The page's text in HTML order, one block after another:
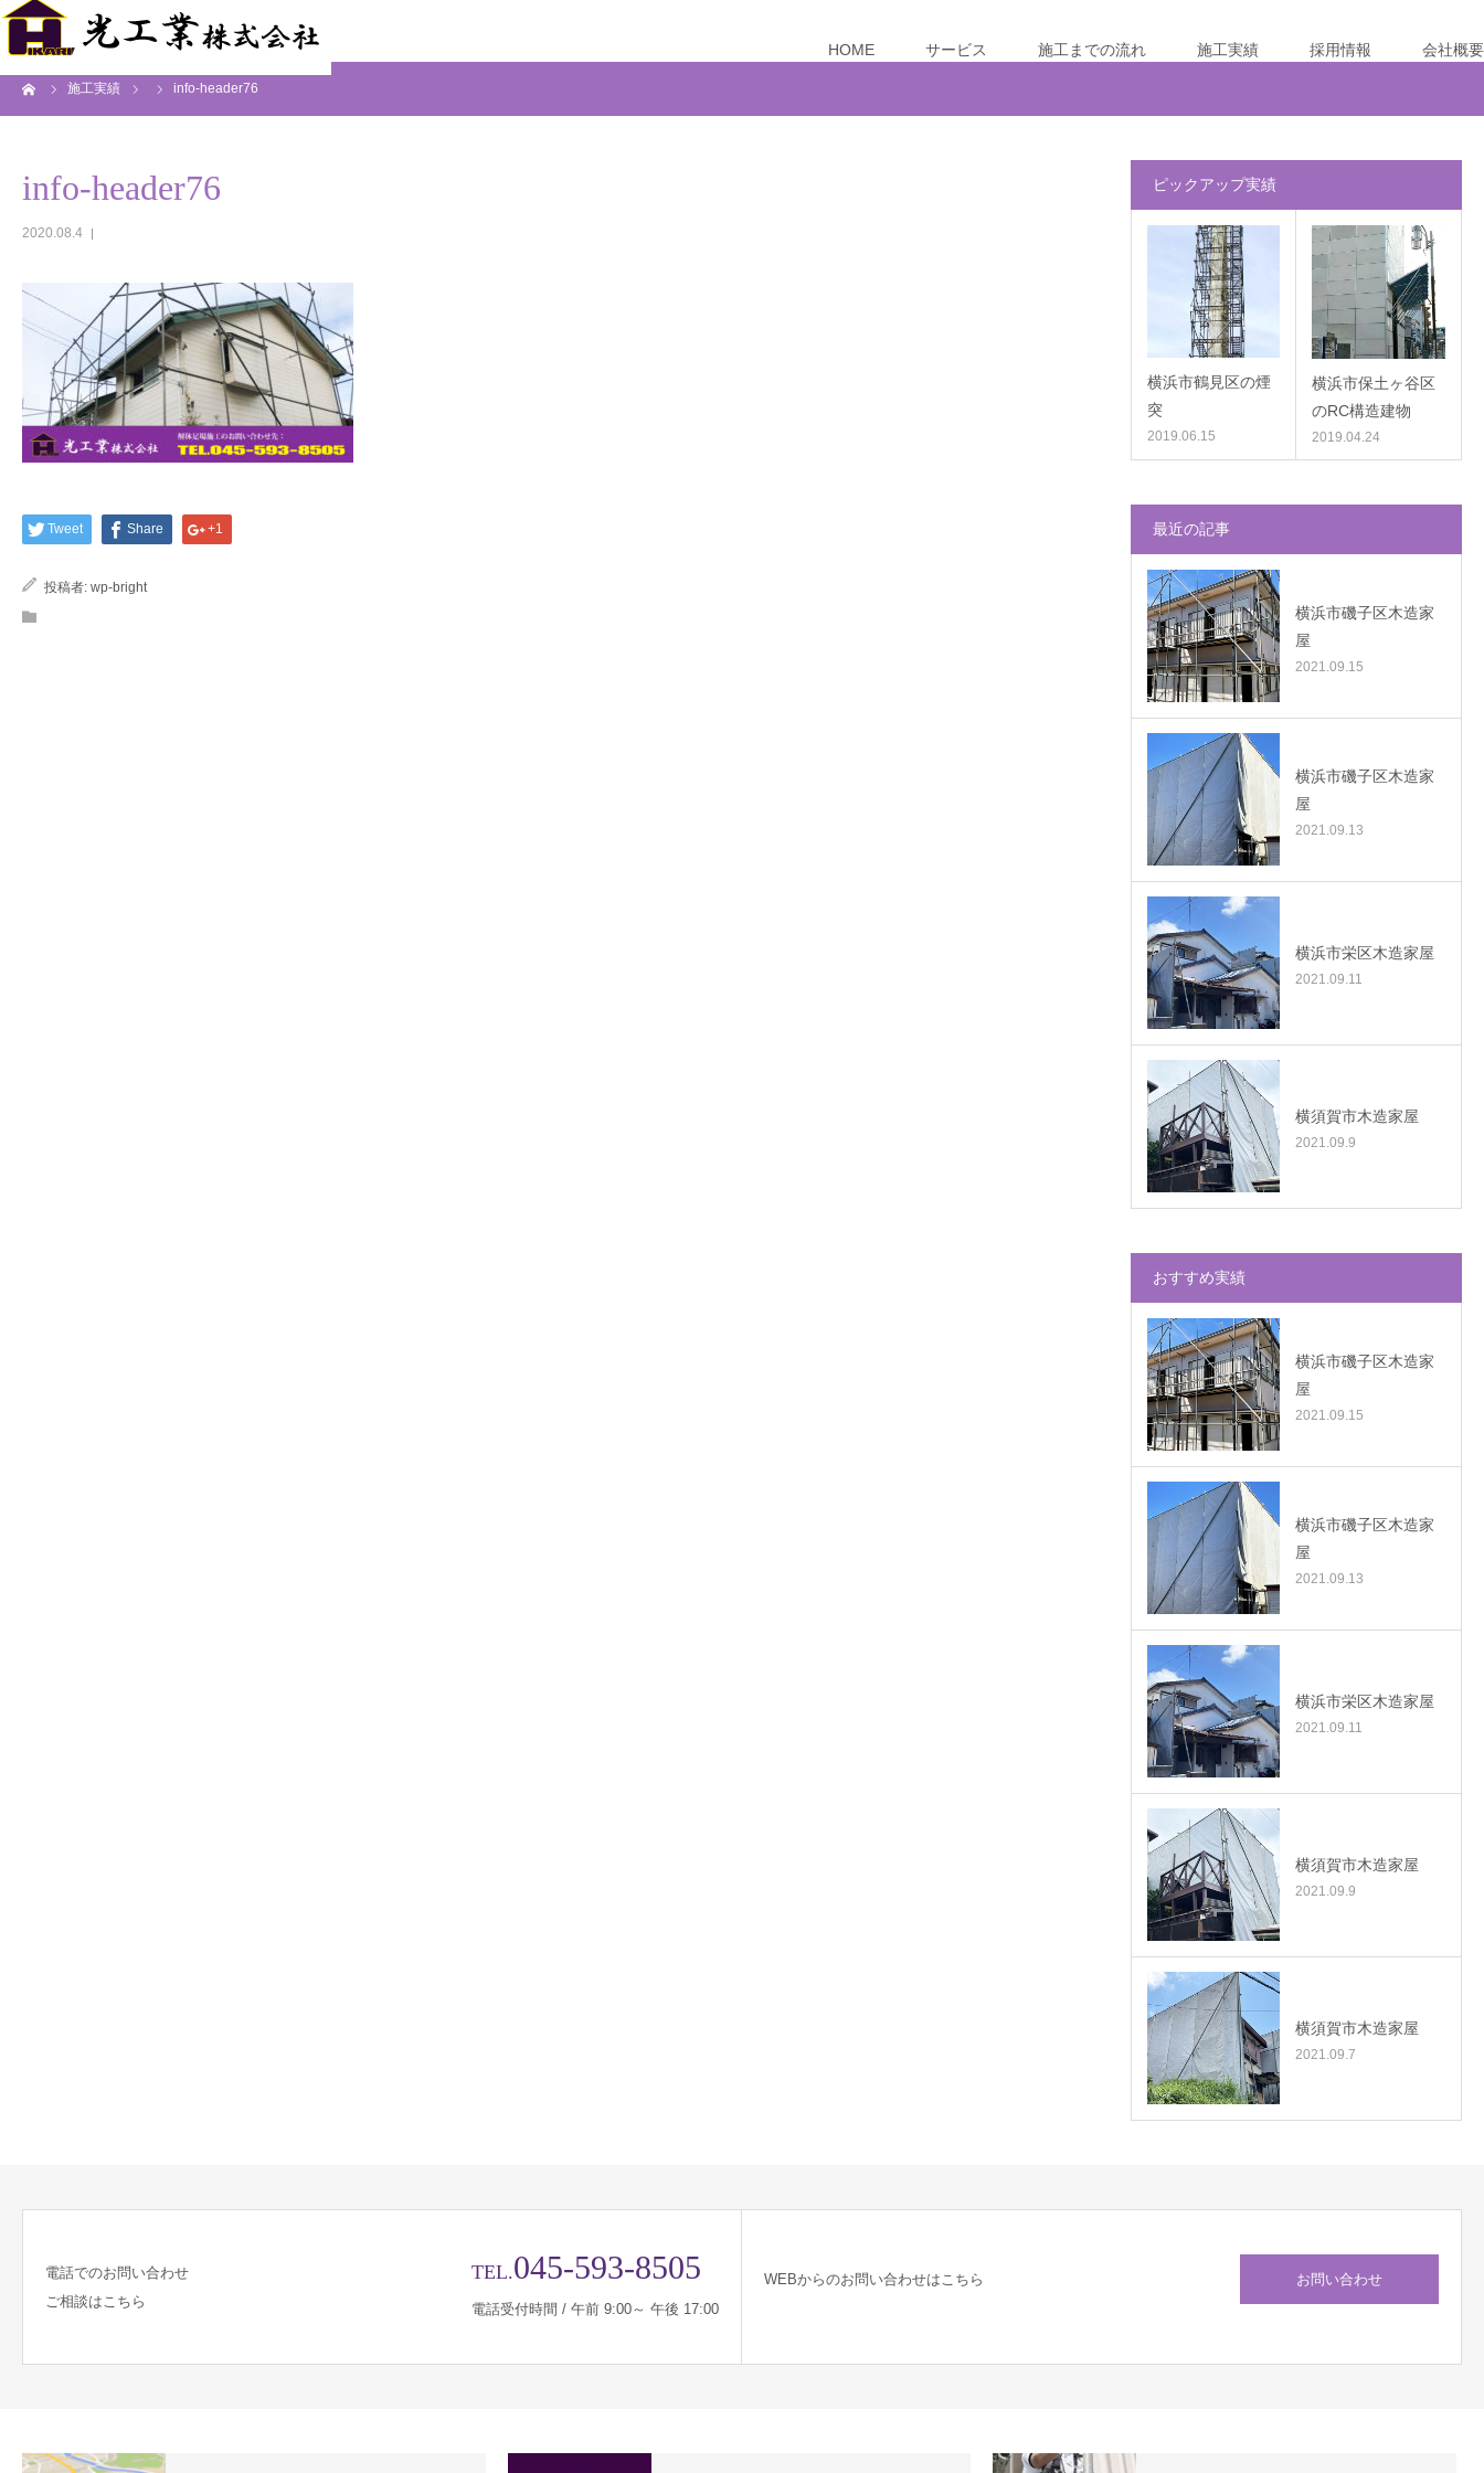
HOME サービス 施工までの流れ 施工実績 採用情報 会社概要
施工実績 info-header76
info-header76
2020.08.4
Tweet Share +1
投稿者: wp-bright
ピックアップ実績
横浜市鶴見区の煙
突
2019.06.15
横浜市保土ヶ谷区
のRC構造建物
2019.04.24
最近の記事
横浜市磯子区木造家
屋
2021.09.15
横浜市磯子区木造家
屋
2021.09.13
横浜市栄区木造家屋
2021.09.11
横須賀市木造家屋
2021.09.9
おすすめ実績
横浜市磯子区木造家
屋
2021.09.15
横浜市磯子区木造家
屋
2021.09.13
横浜市栄区木造家屋
2021.09.11
横須賀市木造家屋
2021.09.9
横須賀市木造家屋
2021.09.7
電話でのお問い合わせ
ご相談はこちら
TEL.045-593-8505
電話受付時間 / 午前 9:00～ 午後 17:00
WEBからのお問い合わせはこちら お問い合わせ